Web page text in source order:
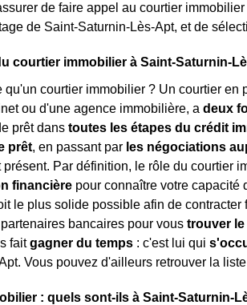
de faire appel au courtier
de Saint-Saturnin-Lès-Apt, et de
courtier immobilier à Saint-Saturnin-
qu'un courtier immobilier ? Un courtier
ou d'une agence immobilière, a deux
prêt dans toutes les étapes du crédit
prêt, en passant par les négociations
présent. Par définition, le rôle du courtier
financière pour connaître votre capacité
le plus solide possible afin de
bancaires pour vous trouver
faitgagner du temps : c'est lui qui
Vous pouvez d'ailleurs retrouver la
: quels sont-ils à Saint-Saturnin-